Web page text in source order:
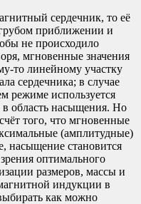
сердечник, то её
приближении и
не происходило
мгновенные значения
то линейному участку
сердечника; в случае
режиме используется
в область насыщения. Но
того, что мгновенные
(амплитудные)
насыщение становится
оптимального
размеров, массы и
индукции в
как можно